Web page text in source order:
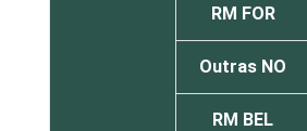
RM FOR
Outras NO
RM BEL